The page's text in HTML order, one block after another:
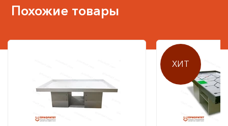
Похожие товары
ХИТ